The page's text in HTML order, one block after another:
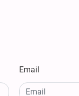
Email